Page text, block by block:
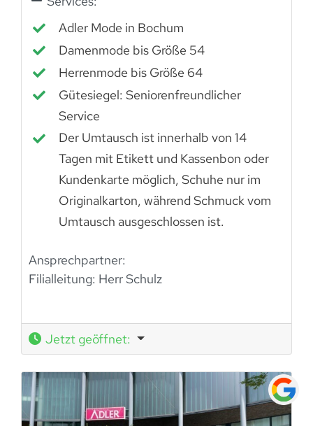
Adler Mode in Bochum
Damenmode bis Größe 54
Herrenmode bis Größe 64
Gütesiegel: Seniorenfreundlicher
Service
Der Umtausch ist innerhalb von 14
Tagen mit Etikett und Kassenbon oder
Kundenkarte möglich, Schuhe nur im
Originalkarton, während Schmuck vom
Umtausch ausgeschlossen ist.
Ansprechpartner:
Filialleitung: Herr Schulz
Jetzt geöffnet: